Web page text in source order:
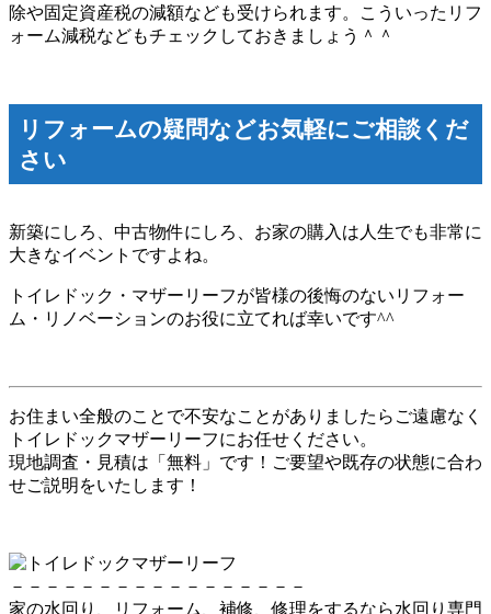
除や固定資産税の減額なども受けられます。こういったリフ
ォーム減税などもチェックしておきましょう＾＾
リフォームの疑問などお気軽にご相談くだ
さい
新築にしろ、中古物件にしろ、お家の購入は人生でも非常に
大きなイベントですよね。
トイレドック・マザーリーフが皆様の後悔のないリフォー
ム・リノベーションのお役に立てれば幸いです^^
お住まい全般のことで不安なことがありましたらご遠慮なく
トイレドックマザーリーフにお任せください。
現地調査・見積は「無料」です！ご要望や既存の状態に合わ
せご説明をいたします！
－－－－－－－－－－－－－－－－－
家の水回り、リフォーム、補修、修理をするなら水回り専門